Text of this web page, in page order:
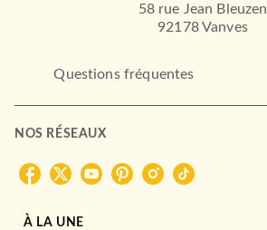
58 rue Jean Bleuzen
92178 Vanves
Questions fréquentes
NOS RÉSEAUX
À LA UNE